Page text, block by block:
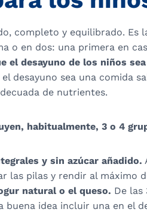
completo y equilibrado. Es
o en dos: una primera en
el desayuno de los niños
desayuno sea una comida
de nutrientes.
habitualmente, 3 o 4
y sin azúcar añadido.
las pilas y rendir al máximo
natural o el queso. De las
buena idea incluir una en el